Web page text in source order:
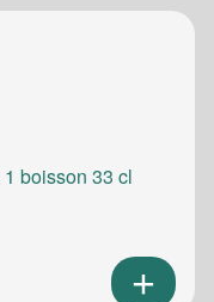
boisson 33 cl